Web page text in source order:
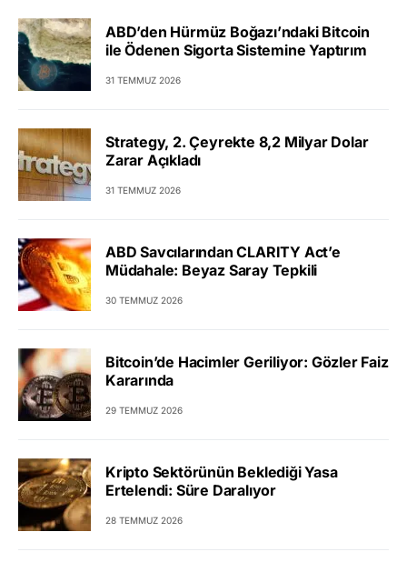
ABD’den Hürmüz Boğazı’ndaki Bitcoin
ile Ödenen Sigorta Sistemine Yaptırım
31 TEMMUZ 2026
Strategy, 2. Çeyrekte 8,2 Milyar Dolar
Zarar Açıkladı
31 TEMMUZ 2026
ABD Savcılarından CLARITY Act’e
Müdahale: Beyaz Saray Tepkili
30 TEMMUZ 2026
Bitcoin’de Hacimler Geriliyor: Gözler Faiz
Kararında
29 TEMMUZ 2026
Kripto Sektörünün Beklediği Yasa
Ertelendi: Süre Daralıyor
28 TEMMUZ 2026